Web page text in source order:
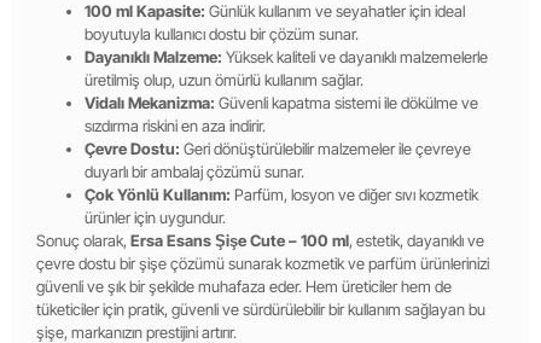
100 ml Kapasite: Günlük kullanım ve seyahatler için ideal
boyutuyla kullanıcı dostu bir çözüm sunar.
Dayanıklı Malzeme: Yüksek kaliteli ve dayanıklı malzemelerle
üretilmiş olup, uzun ömürlü kullanım sağlar.
Vidalı Mekanizma: Güvenli kapatma sistemi ile dökülme ve
sızdırma riskini en aza indirir.
Çevre Dostu: Geri dönüştürülebilir malzemeler ile çevreye
duyarlı bir ambalaj çözümü sunar.
Çok Yönlü Kullanım: Parfüm, losyon ve diğer sıvı kozmetik
ürünler için uygundur.
Sonuç olarak, Ersa Esans Şişe Cute – 100 ml, estetik, dayanıklı ve
çevre dostu bir şişe çözümü sunarak kozmetik ve parfüm ürünlerinizi
güvenli ve şık bir şekilde muhafaza eder. Hem üreticiler hem de
tüketiciler için pratik, güvenli ve sürdürülebilir bir kullanım sağlayan bu
şişe, markanızın prestijini artırır.